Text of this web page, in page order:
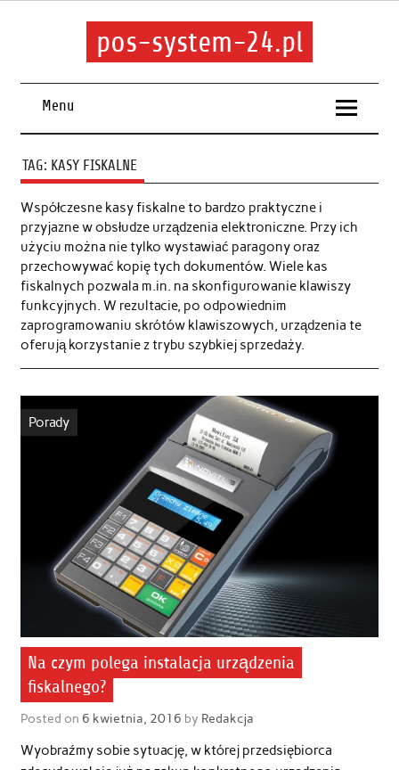
pos-system-24.pl
Menu
TAG: KASY FISKALNE
Współczesne kasy fiskalne to bardzo praktyczne i
przyjazne w obsłudze urządzenia elektroniczne. Przy ich
użyciu można nie tylko wystawiać paragony oraz
przechowywać kopię tych dokumentów. Wiele kas
fiskalnych pozwala m.in. na skonfigurowanie klawiszy
funkcyjnych. W rezultacie, po odpowiednim
zaprogramowaniu skrótów klawiszowych, urządzenia te
oferują korzystanie z trybu szybkiej sprzedaży.
Porady
Na czym polega instalacja urządzenia
fiskalnego?
Posted on 6 kwietnia, 2016 by Redakcja
Wyobraźmy sobie sytuację, w której przedsiębiorca